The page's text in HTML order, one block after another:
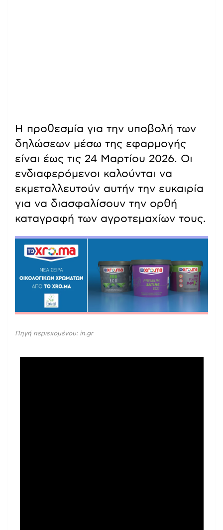
Η προθεσμία για την υποβολή των
δηλώσεων μέσω της εφαρμογής
είναι έως τις 24 Μαρτίου 2026. Οι
ενδιαφερόμενοι καλούνται να
εκμεταλλευτούν αυτήν την ευκαιρία
για να διασφαλίσουν την ορθή
καταγραφή των αγροτεμαχίων τους.
Πηγή περιεχομένου: in.gr